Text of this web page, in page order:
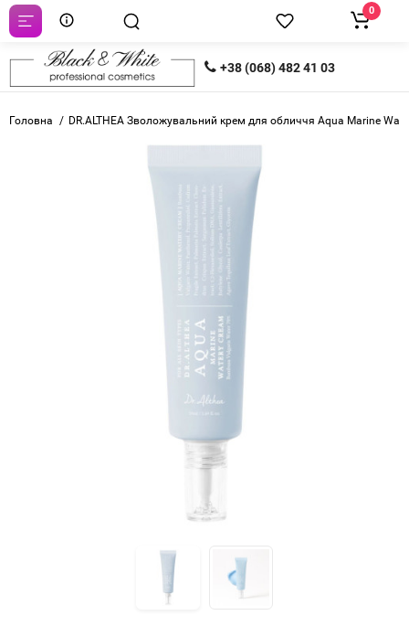
+38 (068) 482 41 03
0
Головна DR.ALTHEA Зволожувальний крем для обличчя Aqua Marine